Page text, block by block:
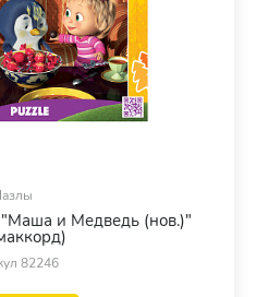
и Медведь (нов.)"
82246